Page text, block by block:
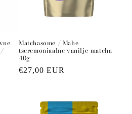
/
Matchasome / Mahe
tseremoniaalne vanilje-matcha
40g
Regular
€27,00 EUR